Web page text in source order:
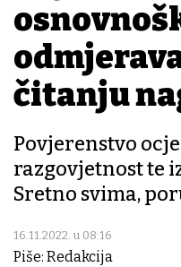
čitanju
Povjerenstvo
razgovjetnost te
Sretno svima,
16.11.2022. u 08:16
Piše: Redakcija